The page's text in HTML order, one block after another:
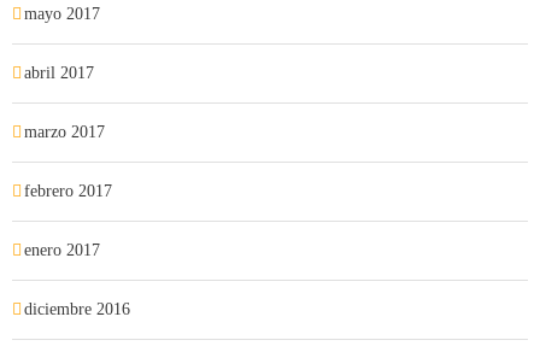
mayo 2017
abril 2017
marzo 2017
febrero 2017
enero 2017
diciembre 2016